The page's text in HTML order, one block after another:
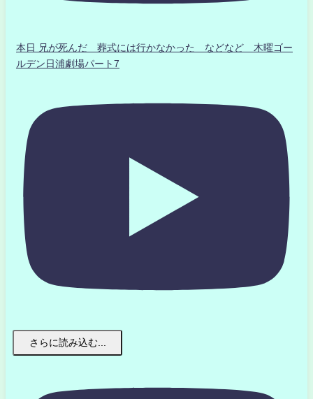
本日 兄が死んだ 葬式には行かなかった などなど 木曜ゴー
ルデン日浦劇場パート7
さらに読み込む...